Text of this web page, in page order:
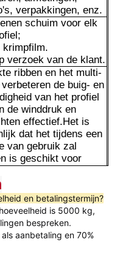
verpakkingen, enz.
schuim voor elk
krimpfilm.
verzoek van de klant.
ribben en het multi-
de buig- en
van het profiel
de winddruk en
effectief.Het is
dat het tijdens een
van gebruik zal
is geschikt voor
onderdeel van
zijden gelegen
nauw aansluiten op
en
waardoor
en betalingstermijn?
is 5000 kg,
bespreken.
aanbetaling en 70%